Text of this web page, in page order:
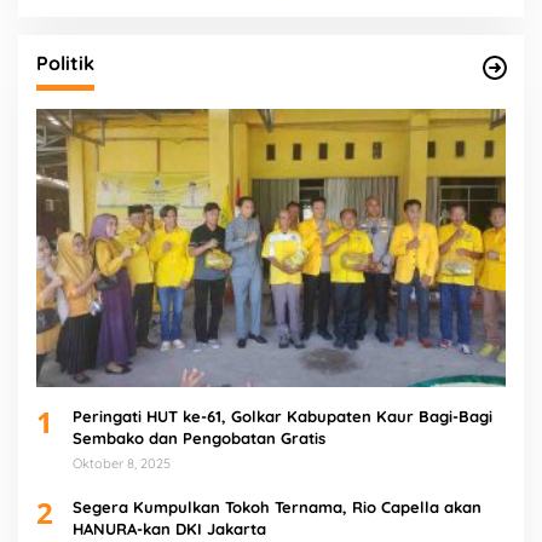
Politik
1
Peringati HUT ke-61, Golkar Kabupaten Kaur Bagi-Bagi
Sembako dan Pengobatan Gratis
Oktober 8, 2025
2
Segera Kumpulkan Tokoh Ternama, Rio Capella akan
HANURA-kan DKI Jakarta